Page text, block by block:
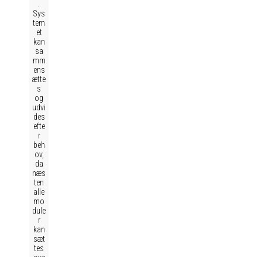
Sys
tem
et
kan
sa
mm
ens
ætte
s
og
udvi
des
efte
r
beh
ov,
da
næs
ten
alle
mo
dule
r
kan
sæt
tes